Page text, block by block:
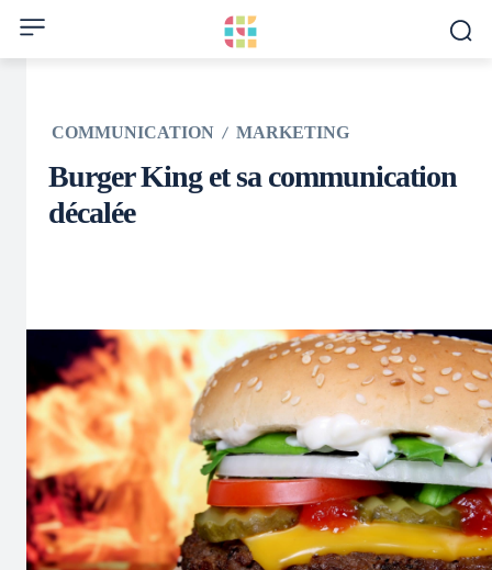
COMMUNICATION MARKETING
Burger King et sa communication
décalée